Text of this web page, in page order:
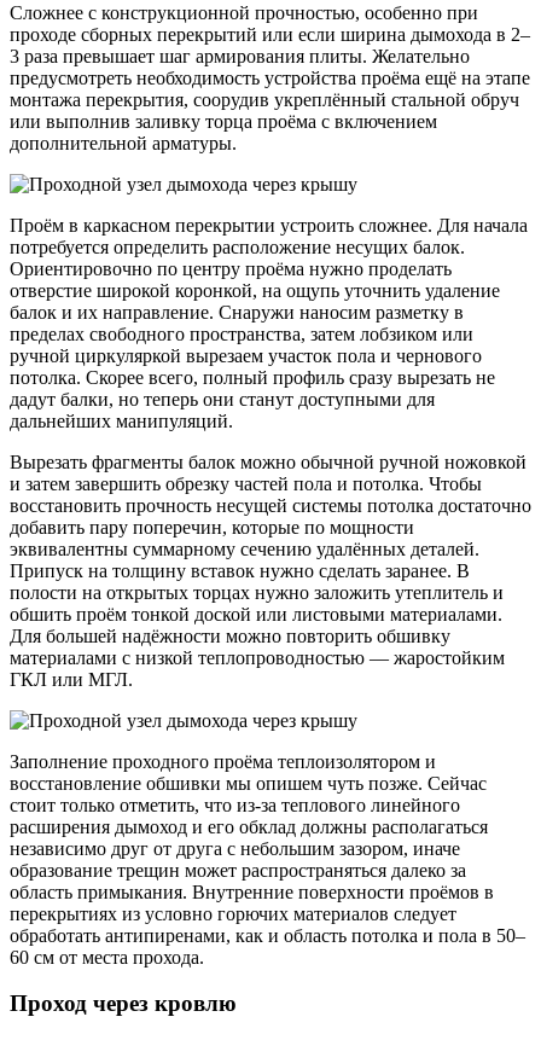
Сложнее с конструкционной прочностью, особенно при
проходе сборных перекрытий или если ширина дымохода в 2–
3 раза превышает шаг армирования плиты. Желательно
предусмотреть необходимость устройства проёма ещё на этапе
монтажа перекрытия, соорудив укреплённый стальной обруч
или выполнив заливку торца проёма с включением
дополнительной арматуры.
Проём в каркасном перекрытии устроить сложнее. Для начала
потребуется определить расположение несущих балок.
Ориентировочно по центру проёма нужно проделать
отверстие широкой коронкой, на ощупь уточнить удаление
балок и их направление. Снаружи наносим разметку в
пределах свободного пространства, затем лобзиком или
ручной циркуляркой вырезаем участок пола и чернового
потолка. Скорее всего, полный профиль сразу вырезать не
дадут балки, но теперь они станут доступными для
дальнейших манипуляций.
Вырезать фрагменты балок можно обычной ручной ножовкой
и затем завершить обрезку частей пола и потолка. Чтобы
восстановить прочность несущей системы потолка достаточно
добавить пару поперечин, которые по мощности
эквивалентны суммарному сечению удалённых деталей.
Припуск на толщину вставок нужно сделать заранее. В
полости на открытых торцах нужно заложить утеплитель и
обшить проём тонкой доской или листовыми материалами.
Для большей надёжности можно повторить обшивку
материалами с низкой теплопроводностью — жаростойким
ГКЛ или МГЛ.
Заполнение проходного проёма теплоизолятором и
восстановление обшивки мы опишем чуть позже. Сейчас
стоит только отметить, что из-за теплового линейного
расширения дымоход и его обклад должны располагаться
независимо друг от друга с небольшим зазором, иначе
образование трещин может распространяться далеко за
область примыкания. Внутренние поверхности проёмов в
перекрытиях из условно горючих материалов следует
обработать антипиренами, как и область потолка и пола в 50–
60 см от места прохода.
Проход через кровлю